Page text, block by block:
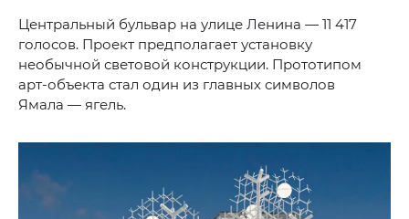
Центральный бульвар на улице Ленина — 11 417
голосов. Проект предполагает установку
необычной световой конструкции. Прототипом
арт-объекта стал один из главных символов
Ямала — ягель.